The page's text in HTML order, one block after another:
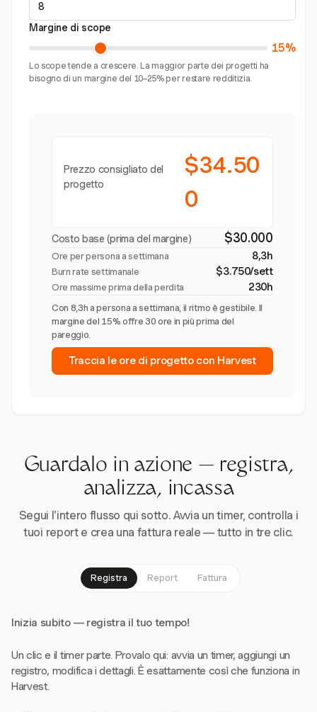
Margine di scope
15%
Lo scope tende a crescere. La maggior parte dei progetti ha
bisogno di un margine del 10–25% per restare redditizia.
Prezzo consigliato del
progetto
$34.50
0
Costo base (prima del margine) $30.000
Ore per persona a settimana 8,3h
Burn rate settimanale $3.750/sett
Ore massime prima della perdita 230h
Con 8,3h a persona a settimana, il ritmo è gestibile. Il
margine del 15% offre 30 ore in più prima del
pareggio.
Traccia le ore di progetto con Harvest
Guardalo in azione — registra,
analizza, incassa
Segui l'intero flusso qui sotto. Avvia un timer, controlla i
tuoi report e crea una fattura reale — tutto in tre clic.
Registra Report Fattura
Inizia subito — registra il tuo tempo!
Un clic e il timer parte. Provalo qui: avvia un timer, aggiungi un
registro, modifica i dettagli. È esattamente così che funziona in
Harvest.